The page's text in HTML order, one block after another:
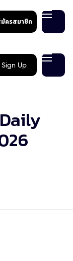
ครสมาชิก
Sign Up